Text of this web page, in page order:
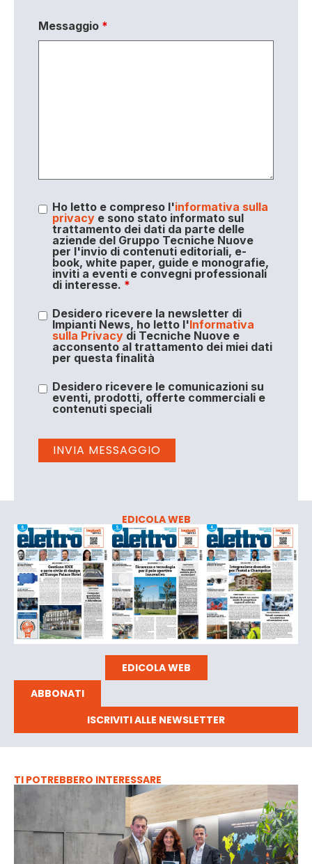
Messaggio *
Ho letto e compreso l'informativa sulla
privacye sono stato informato sul
trattamento dei dati da parte delle
aziende del Gruppo Tecniche Nuove
per l'invio di contenuti editoriali, e-
book, white paper, guide e monografie,
inviti a eventi e convegni professionali
di interesse. *
Desidero ricevere la newsletter di
Impianti News, ho letto l'Informativa
sulla Privacydi Tecniche Nuove e
acconsento al trattamento dei miei dati
per questa finalità
Desidero ricevere le comunicazioni su
eventi, prodotti, offerte commerciali e
contenuti speciali
EDICOLA WEB
EDICOLA WEB
ABBONATI
ISCRIVITI ALLE NEWSLETTER
TI POTREBBERO INTERESSARE